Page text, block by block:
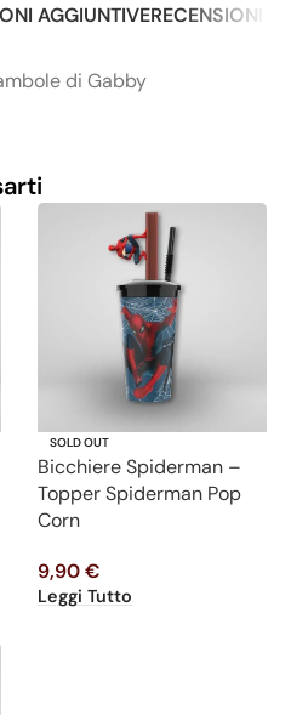
AGGIUNTIVERECENSIONI
di Gabby
SOLD OUT
Bicchiere Spiderman –
Topper Spiderman Pop
Corn
9,90€
Leggi Tutto